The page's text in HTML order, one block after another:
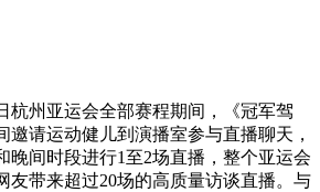
州亚运会全部赛程期间，《冠军驾
邀请运动健儿到演播室参与直播聊天，
晚间时段进行1至2场直播，整个亚运会
友带来超过20场的高质量访谈直播。与